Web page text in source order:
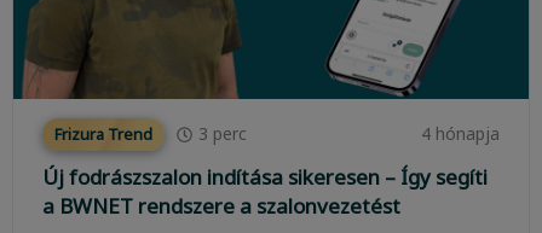
Frizura Trend 3 perc 4 hónapja
Új fodrászszalon indítása sikeresen – Így segíti
a BWNET rendszere a szalonvezetést